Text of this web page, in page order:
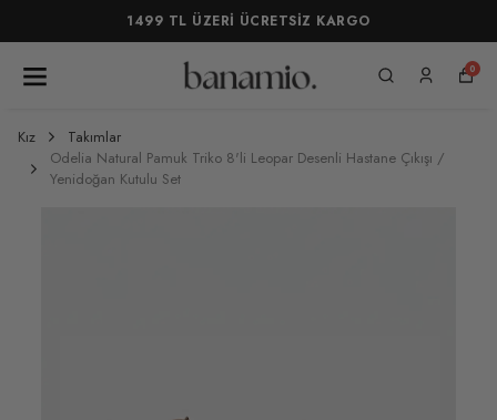
1499 TL ÜZERİ ÜCRETSİZ KARGO
0
Kız
Takımlar
Odelia Natural Pamuk Triko 8'li Leopar Desenli Hastane Çıkışı /
Yenidoğan Kutulu Set